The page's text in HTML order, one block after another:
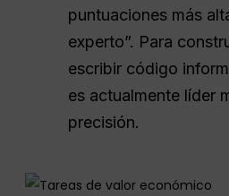
puntuaciones más
experto”. Para
escribir código
es actualmente líder
precisión.